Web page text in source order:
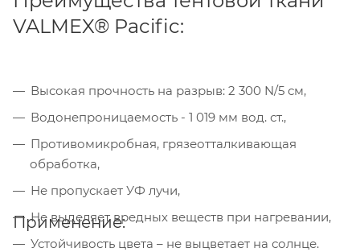
VALMEX® Pacific:
Высокая прочность на разрыв: 2 300 N/5 см,
Водонепроницаемость - 1 019 мм вод. ст.,
Противомикробная, грязеотталкивающая
обработка,
Не пропускает УФ лучи,
Не выделяет вредных веществ при нагревании,
Устойчивость цвета – не выцветает на солнце.
Применение:
Компания «Торговый Дом Технический
Текстиль» использует cookie-файлы и
обрабатывает персональные данные с
улучшает работу сайта и
взаимодействие с ним. Подробнее - в